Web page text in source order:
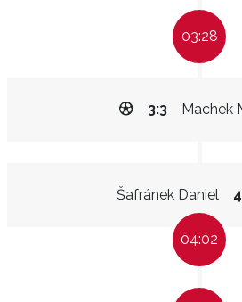
03:28
Machek
3:3
Šafránek Daniel
04:02